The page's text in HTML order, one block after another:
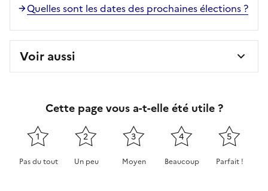
Quelles sont les dates des prochaines élections ?
Voir aussi
Cette page vous a-t-elle été utile ?
1
Pas du tout
2
Un peu
3
Moyen
4
Beaucoup
5
Parfait !